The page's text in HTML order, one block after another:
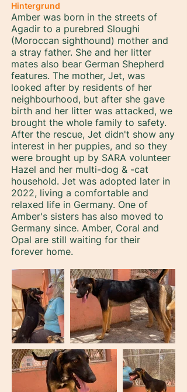
Hintergrund
Amber was born in the streets of
Agadir to a purebred Sloughi
(Moroccan sighthound) mother and
a stray father. She and her litter
mates also bear German Shepherd
features. The mother, Jet, was
looked after by residents of her
neighbourhood, but after she gave
birth and her litter was attacked, we
brought the whole family to safety.
After the rescue, Jet didn't show any
interest in her puppies, and so they
were brought up by SARA volunteer
Hazel and her multi-dog & -cat
household. Jet was adopted later in
2022, living a comfortable and
relaxed life in Germany. One of
Amber's sisters has also moved to
Germany since. Amber, Coral and
Opal are still waiting for their
forever home.